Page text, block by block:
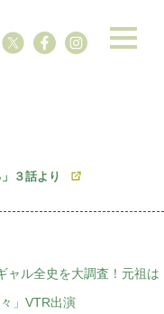
３話より
ャル全史を大調査！元祖は
」VTR出演